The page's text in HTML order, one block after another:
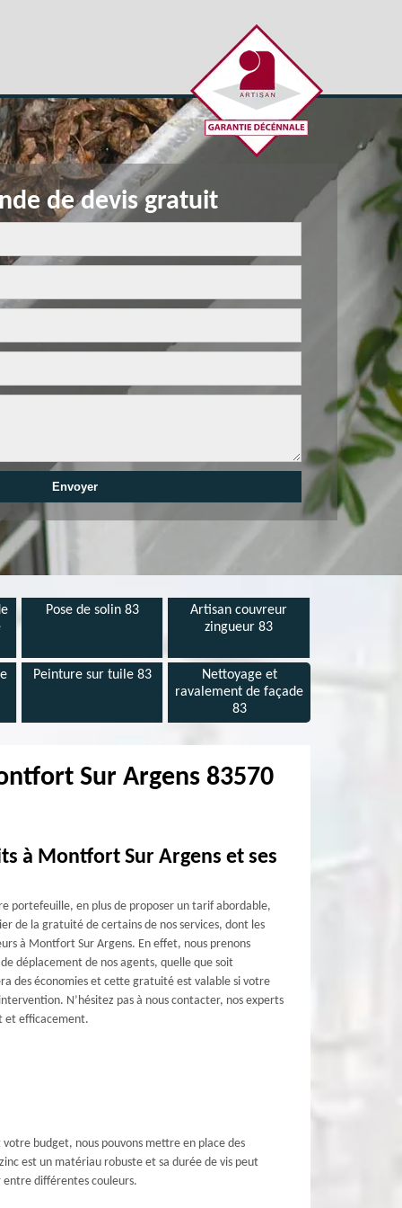
de devis gratuit
Pose de solin 83
Artisan couvreur
zingueur 83
Peinture sur tuile 83
Nettoyage et
ravalement de façade
83
Sur Argens 83570
à Montfort Sur Argens et ses
portefeuille, en plus de proposer un tarif abordable,
de la gratuité de certains de nos services, dont les
à Montfort Sur Argens. En effet, nous prenons
déplacement de nos agents, quelle que soit
des économies et cette gratuité est valable si votre
N’hésitez pas à nous contacter, nos experts
et efficacement.
budget, nous pouvons mettre en place des
est un matériau robuste et sa durée de vis peut
entre différentes couleurs.